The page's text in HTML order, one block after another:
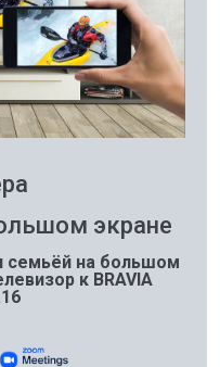
экране
семьёй на большом
к BRAVIA